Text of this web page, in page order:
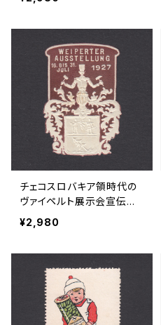
チェコスロバキア領時代の
ヴァイペルト展示会宣伝ポ
スタースタンプ 1927年
¥2,980